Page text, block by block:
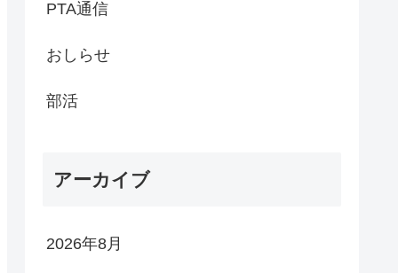
PTA通信
おしらせ
部活
アーカイブ
2026年8月